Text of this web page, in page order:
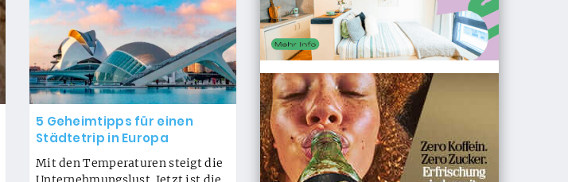
5 Geheimtipps für einen
Städtetrip in Europa
Mit den Temperaturen steigt die